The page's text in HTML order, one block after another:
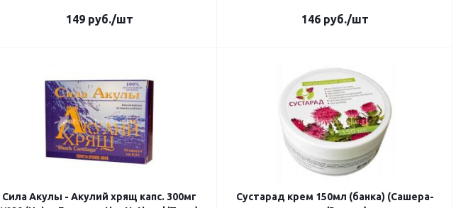
149руб./шт 146руб./шт
Сила Акулы - Акулий хрящ капс. 300мг
Сустарад крем 150мл (банка) (Сашера-